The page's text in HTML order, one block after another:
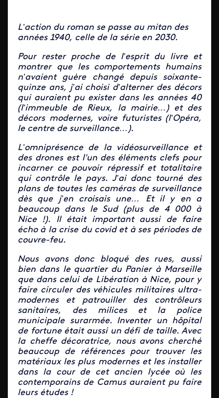
L’action du roman se passe au mitan des
années 1940, celle de la série en 2030.
Pour rester proche de l’esprit du livre et
montrer que les comportements humains
n’avaient guère changé depuis soixante-
quinze ans, j’ai choisi d’alterner des décors
qui auraient pu exister dans les années 40
(l’immeuble de Rieux, la mairie…) et des
décors modernes, voire futuristes (l’Opéra,
le centre de surveillance…).
L’omniprésence de la vidéosurveillance et
des drones est l'un des éléments clefs pour
incarner ce pouvoir répressif et totalitaire
qui contrôle le pays. J’ai donc tourné des
plans de toutes les caméras de surveillance
dès que j’en croisais une… Et il y en a
beaucoup dans le Sud (plus de 4 000 à
Nice !). Il était important aussi de faire
écho à la crise du covid et à ses périodes de
couvre-feu.
Nous avons donc bloqué des rues, aussi
bien dans le quartier du Panier à Marseille
que dans celui de Libération à Nice, pour y
faire circuler des véhicules militaires ultra-
modernes et patrouiller des contrôleurs
sanitaires, des milices et la police
municipale surarmée. Inventer un hôpital
de fortune était aussi un défi de taille. Avec
la cheffe décoratrice, nous avons cherché
beaucoup de références pour trouver les
matériaux les plus modernes et les installer
dans la cour de cet ancien lycée où les
contemporains de Camus auraient pu faire
leurs études !